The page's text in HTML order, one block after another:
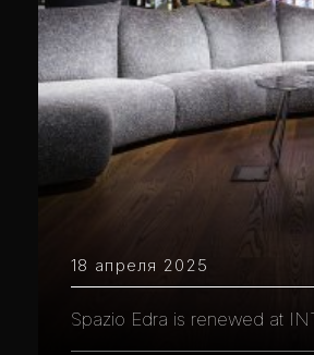
18 апреля 2025
Spazio Edra is renewed at